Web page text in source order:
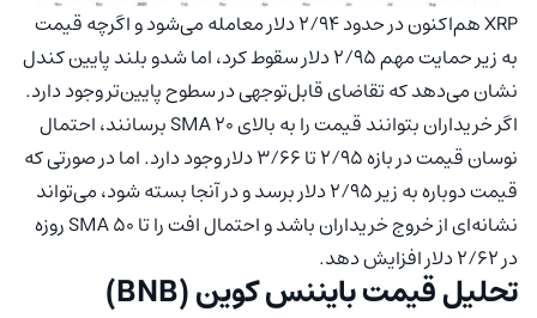
XRP هم‌اکنون در حدود ۲/۹۴ دلار معامله می‌شود و اگرچه قیمت
به زیر حمایت مهم ۲/۹۵ دلار سقوط کرد، اما شدو بلند پایین کندل
نشان می‌دهد که تقاضای قابل‌توجهی در سطوح پایین‌تر وجود دارد.
اگر خریداران بتوانند قیمت را به بالای SMA 20 برسانند، احتمال
نوسان قیمت در بازه ۲/۹۵ تا ۳/۶۶ دلار وجود دارد. اما در صورتی که
قیمت دوباره به زیر ۲/۹۵ دلار برسد و در آنجا بسته شود، می‌تواند
نشانه‌ای از خروج خریداران باشد و احتمال افت را تا SMA 50 روزه
در ۲/۶۲ دلار افزایش دهد.
تحلیل قیمت بایننس کوین (BNB)